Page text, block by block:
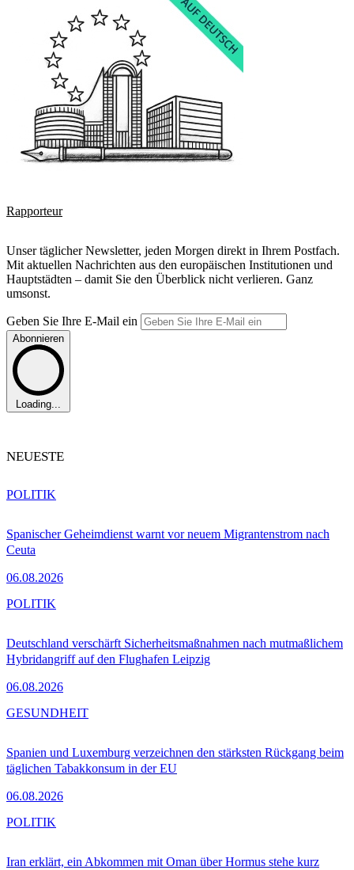
Rapporteur
Unser täglicher Newsletter, jeden Morgen direkt in Ihrem Postfach.
Mit aktuellen Nachrichten aus den europäischen Institutionen und
Hauptstädten – damit Sie den Überblick nicht verlieren. Ganz
umsonst.
Geben Sie Ihre E-Mail ein
Abonnieren
Loading...
NEUESTE
Spanischer Geheimdienst warnt vor neuem Migrantenstrom nach
Ceuta
06.08.2026
POLITIK
Deutschland verschärft Sicherheitsmaßnahmen nach mutmaßlichem
Hybridangriff auf den Flughafen Leipzig
06.08.2026
POLITIK
Spanien und Luxemburg verzeichnen den stärksten Rückgang beim
täglichen Tabakkonsum in der EU
06.08.2026
GESUNDHEIT
Iran erklärt, ein Abkommen mit Oman über Hormus stehe kurz
POLITIK